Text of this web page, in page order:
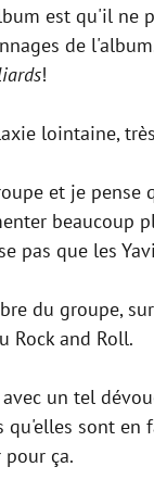
est qu'il ne
de
!
lointaine,
et je
beaucoup
pas que les
du groupe,
Rock and Roll.
un tel
qu'elles sont
ça.